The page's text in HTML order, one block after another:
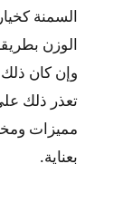
السمنة
الوزن
وإن كان
تعذر ذلك
مميزات
بعناية.